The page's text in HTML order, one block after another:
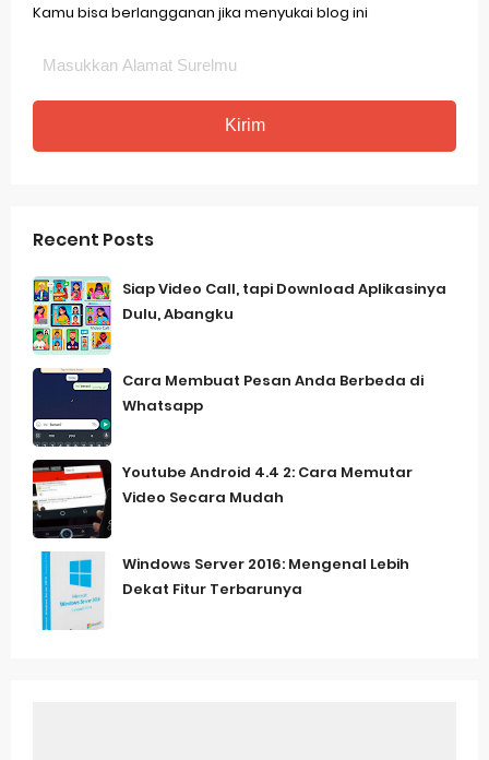
Kamu bisa berlangganan jika menyukai blog ini
Recent Posts
Siap Video Call, tapi Download Aplikasinya
Dulu, Abangku
Cara Membuat Pesan Anda Berbeda di
Whatsapp
Youtube Android 4.4 2: Cara Memutar
Video Secara Mudah
Windows Server 2016: Mengenal Lebih
Dekat Fitur Terbarunya